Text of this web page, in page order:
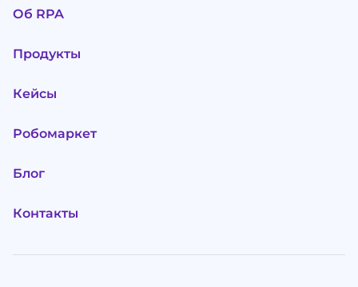
Об RPA
Продукты
Кейсы
Робомаркет
Блог
Контакты